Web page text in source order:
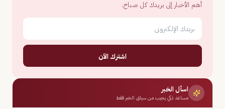
أهم الأخبار إلى بريدك كل صباح.
اشترك الآن
اسأل الخبر
مساعد ذكي يجيب من سياق الخبر فقط